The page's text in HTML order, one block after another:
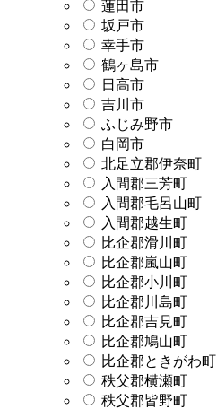
蓮田市
坂戸市
幸手市
鶴ヶ島市
日高市
吉川市
ふじみ野市
白岡市
北足立郡伊奈町
入間郡三芳町
入間郡毛呂山町
入間郡越生町
比企郡滑川町
比企郡嵐山町
比企郡小川町
比企郡川島町
比企郡吉見町
比企郡鳩山町
比企郡ときがわ町
秩父郡横瀬町
秩父郡皆野町